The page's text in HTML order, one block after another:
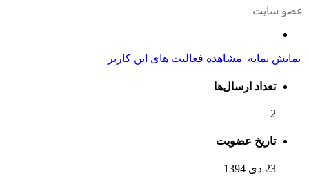
عضو سایت
نمایش نمایه مشاهده فعالیت های این کاربر
تعداد ارسال‌ها
2
تاریخ عضویت
23 دی 1394